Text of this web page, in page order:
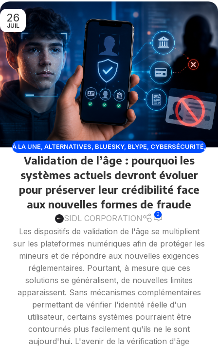
26
JUIL
À LA UNE ALTERNATIVES BLUESKY, BLYPE CYBERSÉCURITÉ ,
DISCORD,FACEBOOK ,INSTAGRAM, LINKEDIN,PLATEFORMES
RÉSEAUX SOCIAUX
TIKTOK, ,X TWITTER
Validation de l’âge : pourquoi les
systèmes actuels devront évoluer
pour préserver leur crédibilité face
aux nouvelles formes de fraude
SIDL CORPORATION 0
Les dispositifs de validation de l'âge se multiplient
sur les plateformes numériques afin de protéger les
mineurs et de répondre aux nouvelles exigences
réglementaires. Pourtant, à mesure que ces
solutions se généralisent, de nouvelles limites
apparaissent. Sans mécanismes complémentaires
permettant de vérifier l'identité réelle d'un
utilisateur, certains systèmes pourraient être
contournés plus facilement qu'ils ne le sont
aujourd'hui. L'avenir de la vérification d'âge